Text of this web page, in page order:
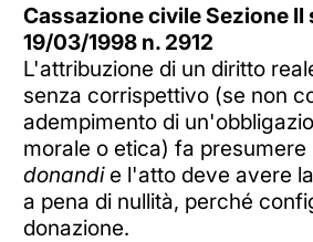
Cassazione civile Sezione II
19/03/1998 n. 2912
L'attribuzione di un diritto
senza corrispettivo (se non
adempimento di
morale o etica) fa presumere
donandie l'atto deve avere
a pena di nullità, perché
donazione.